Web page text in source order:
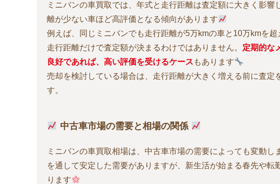
ミニバンの車買取では、年式と走行距離は査定額に大きく影
離が少ない車ほど高評価となる傾向があります
例えば、同じミニバンでも走行距離が5万kmの車と10万kmを
走行距離だけで査定額が決まるわけではありません。 定期的な
良好であれば、高い評価を受けるケース もあります
売却を検討している場合は、走行距離が大きく増える前に査
す。
中古車市場の需要と相場の関係
ミニバンの車買取相場は、中古車市場の需要によっても変動
を通して安定した需要がありますが、新生活が始まる春先や
ります